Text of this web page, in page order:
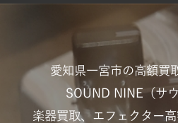
愛知県一宮市の高額買
SOUND NINE（サ
楽器買取、エフェクター